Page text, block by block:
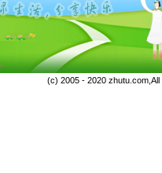
(c) 2005 - 2020